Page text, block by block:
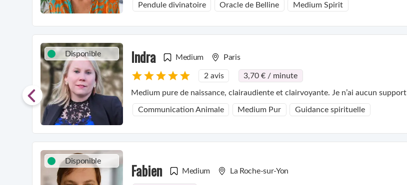
Pendule divinatoire Oracle de Belline Medium Spirit
Disponible Indra Medium Paris
2 avis 3,70 € / minute
Medium pure de naissance, clairaudiente et clairvoyante. Je n’ai aucun support
Communication Animale Medium Pur Guidance spirituelle
Disponible Fabien Medium La Roche-sur-Yon